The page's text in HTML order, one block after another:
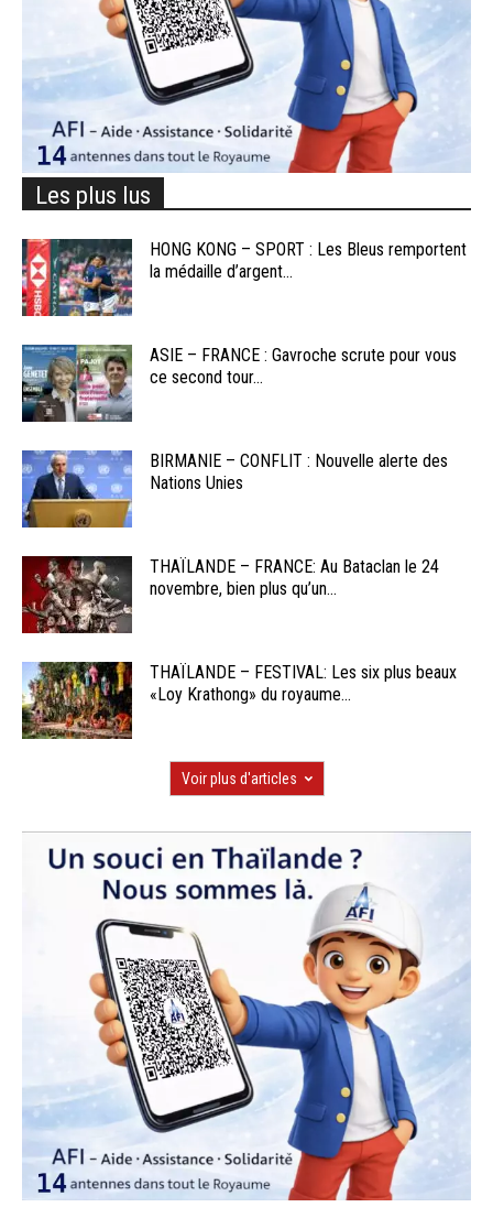
Les plus lus
HONG KONG – SPORT : Les Bleus remportent
la médaille d’argent...
ASIE – FRANCE : Gavroche scrute pour vous
ce second tour...
BIRMANIE – CONFLIT : Nouvelle alerte des
Nations Unies
THAÏLANDE – FRANCE: Au Bataclan le 24
novembre, bien plus qu’un...
THAÏLANDE – FESTIVAL: Les six plus beaux
«Loy Krathong» du royaume...
Voir plus d'articles